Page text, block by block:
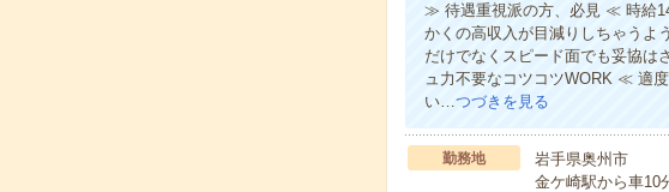
≫ 待遇重視派の方、必見 ≪ 時給
かくの高収入が目減りしちゃうよ
だけでなくスピード面でも妥協は
ュ力不要なコツコツWORK ≪ 適
い…つづきを見る
勤務地
岩手県奥州市
金ケ崎駅から車10